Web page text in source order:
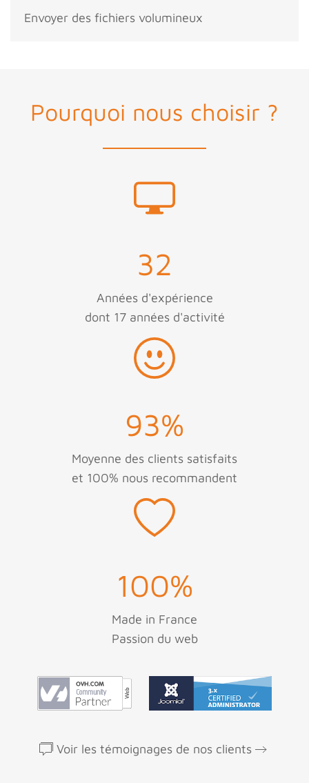
Envoyer des fichiers volumineux
Pourquoi nous choisir ?
32
Années d'expérience
dont 17 années d'activité
93%
Moyenne des clients satisfaits
et 100% nous recommandent
100%
Made in France
Passion du web
Voir les témoignages de nos clients